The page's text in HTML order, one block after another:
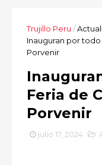
Trujillo Peru /
Inauguran por todo
Porvenir
Feria de
Porvenir
julio 17, 2024